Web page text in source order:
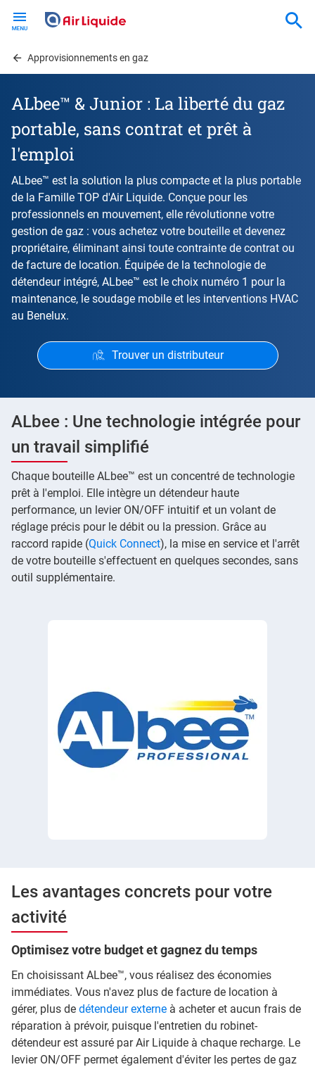
contentApprovisionnements en gaz
ALbee™ & Junior : La liberté du gaz
portable, sans contrat et prêt à
l'emploi
ALbee™ est la solution la plus compacte et la plus portable
de la Famille TOP d'Air Liquide. Conçue pour les
professionnels en mouvement, elle révolutionne votre
gestion de gaz : vous achetez votre bouteille et devenez
propriétaire, éliminant ainsi toute contrainte de contrat ou
de facture de location. Équipée de la technologie de
détendeur intégré, ALbee™ est le choix numéro 1 pour la
maintenance, le soudage mobile et les interventions HVAC
au Benelux.
Trouver un distributeur
ALbee : Une technologie intégrée pour
un travail simplifié
Chaque bouteille ALbee™ est un concentré de technologie
prêt à l'emploi. Elle intègre un détendeur haute
performance, un levier ON/OFF intuitif et un volant de
réglage précis pour le débit ou la pression. Grâce au
raccord rapide (Quick Connect), la mise en service et l'arrêt
de votre bouteille s'effectuent en quelques secondes, sans
outil supplémentaire.
Les avantages concrets pour votre
activité
Optimisez votre budget et gagnez du temps
En choisissant ALbee™, vous réalisez des économies
immédiates. Vous n'avez plus de facture de location à
gérer, plus de détendeur externe à acheter et aucun frais de
réparation à prévoir, puisque l'entretien du robinet-
détendeur est assuré par Air Liquide à chaque recharge. Le
levier ON/OFF permet également d'éviter les pertes de gaz